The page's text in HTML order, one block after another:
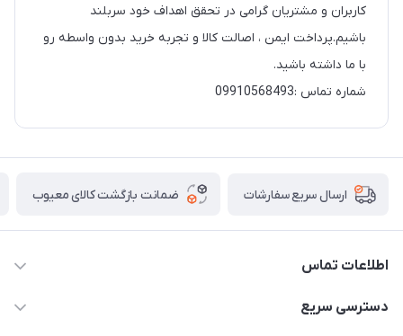
کاربران و مشتریان گرامی در تحقق اهداف خود سربلند
باشیم.پرداخت ایمن ، اصالت کالا و تجربه خرید بدون واسطه رو
با ما داشته باشید.
شماره تماس :09910568493
ارسال سریع سفارشات ضمانت بازگشت کالای معیوب
اطلاعات تماس
واتساپ و تماس 09910568493
دسترسی سریع